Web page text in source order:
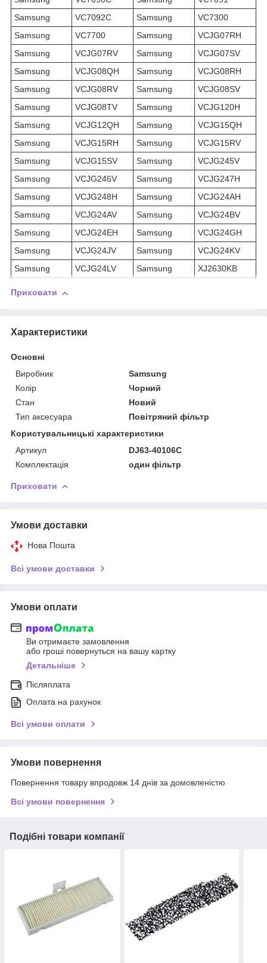
Samsung
VC7092C Samsung
VC7300
Samsung
VC7700 Samsung
VCJG07RH
Samsung
VCJG07RV Samsung
VCJG07SV
Samsung
VCJG08QH Samsung
VCJG08RH
Samsung
VCJG08RV Samsung
VCJG08SV
Samsung
VCJG08TV Samsung
VCJG120H
Samsung
VCJG12QH Samsung
VCJG15QH
Samsung
VCJG15RH Samsung
VCJG15RV
Samsung
VCJG15SV Samsung
VCJG245V
Samsung
VCJG246V Samsung
VCJG247H
Samsung
VCJG248H Samsung
VCJG24AH
Samsung
VCJG24AV Samsung
VCJG24BV
Samsung
VCJG24EH Samsung
VCJG24GH
Samsung
VCJG24JV Samsung
VCJG24KV
Samsung
VCJG24LV Samsung XJ2630KB
Приховати
Характеристики
Основні
Виробник
Samsung
Колір
Чорний
Стан
Новий
Тип аксесуара
Повітряний фільтр
Користувальницькі характеристики
Артикул
DJ63-40106C
Комплектація
один фільтр
Приховати
Умови доставки
Нова Пошта
Всі умови доставки
Умови оплати
Ви отримаєте замовлення
або гроші повернуться на вашу картку
Детальніше
Післяплата
Оплата на рахунок
Всі умови оплати
Умови повернення
Повернення товару впродовж 14 днів за домовленістю
Всі умови повернення
Подібні товари компанії